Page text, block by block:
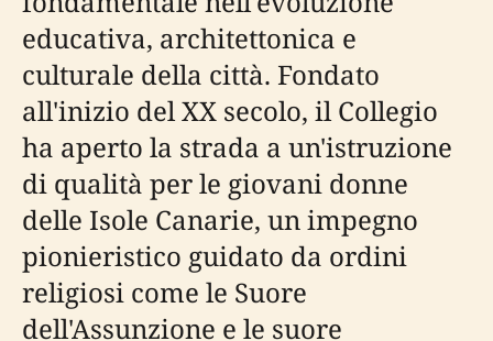
educativa, architettonica e
culturale della città. Fondato
all'inizio del XX secolo, il Collegio
ha aperto la strada a un'istruzione
di qualità per le giovani donne
delle Isole Canarie, un impegno
pionieristico guidato da ordini
religiosi come le Suore
dell'Assunzione e le suore